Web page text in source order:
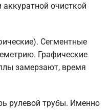
очисткой
Сегментные
Графические
замерзают, время
рулевой трубы. Именно